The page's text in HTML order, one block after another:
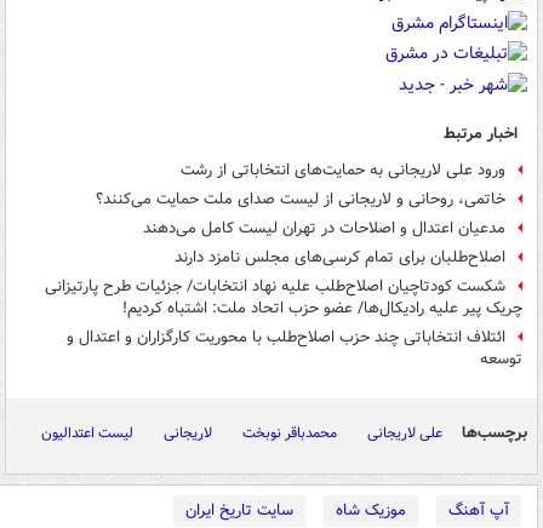
اخبار مرتبط
ورود علی لاریجانی به حمایت‌های انتخاباتی از رشت
خاتمی، روحانی و لاریجانی از لیست صدای ملت حمایت می‌کنند؟
مدعیان اعتدال و اصلاحات در تهران لیست کامل می‌دهند
اصلاح‌طلبان برای تمام کرسی‌های مجلس نامزد دارند
شکست کودتاچیان اصلاح‌طلب علیه نهاد انتخابات/ جزئیات طرح پارتیزانی
چریک پیر علیه رادیکال‌ها/ عضو حزب اتحاد ملت: اشتباه کردیم!
ائتلاف انتخاباتی چند حزب اصلاح‌طلب با محوریت کارگزاران و اعتدال و
توسعه
برچسب‌ها علی لاریجانی محمدباقر نوبخت لاریجانی لیست اعتدالیون
آپ آهنگ موزیک شاه
سایت تاریخ ایران